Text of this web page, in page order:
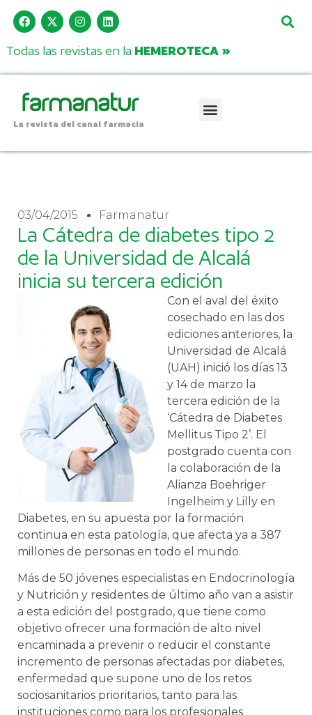
Todas las revistas en la HEMEROTECA »
La revista del canal farmacia
03/04/2015 Farmanatur
La Cátedra de diabetes tipo 2
de la Universidad de Alcalá
inicia su tercera edición
Con el aval del éxito
cosechado en las dos
ediciones anteriores, la
Universidad de Alcalá
(UAH) inició los días 13
y 14 de marzo la
tercera edición de la
‘Cátedra de Diabetes
Mellitus Tipo 2’. El
postgrado cuenta con
la colaboración de la
Alianza Boehriger
Ingelheim y Lilly en
Diabetes, en su apuesta por la formación
continua en esta patología, que afecta ya a 387
millones de personas en todo el mundo.
Más de 50 jóvenes especialistas en Endocrinología
y Nutrición y residentes de último año van a asistir
a esta edición del postgrado, que tiene como
objetivo ofrecer una formación de alto nivel
encaminada a prevenir o reducir el constante
incremento de personas afectadas por diabetes,
enfermedad que supone uno de los retos
sociosanitarios prioritarios, tanto para las
instituciones como para los profesionales